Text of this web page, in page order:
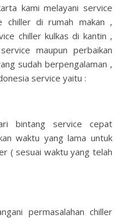
kami melayani service
chiller di rumah makan ,
chiller kulkas di kantin ,
maupun perbaikan
sudah berpengalaman ,
service yaitu :
bintang service cepat
waktu yang lama untuk
( sesuai waktu yang telah
permasalahan chiller